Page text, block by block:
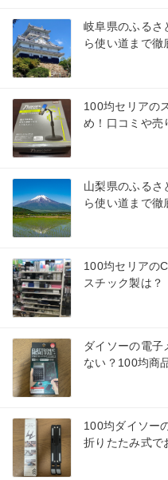
岐阜県のふるさ
ら使い道まで徹
100均セリアの
め！口コミや売
山梨県のふるさ
ら使い道まで徹
100均セリアの
スチック製は？
ダイソーの電子
ない？100均商
100均ダイソー
折りたたみ式で